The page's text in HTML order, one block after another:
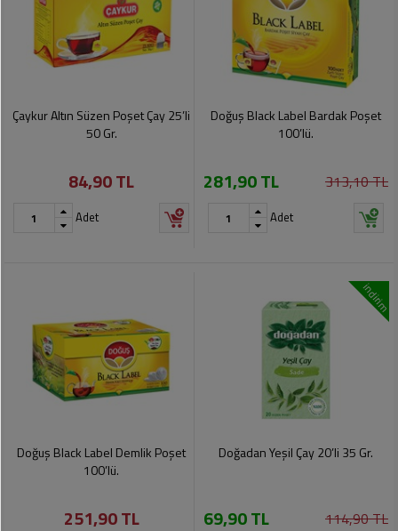
Çaykur Altın Süzen Poşet Çay 25’li
50 Gr.
84,90 TL
Adet
Doğuş Black Label Bardak Poşet
100’lü.
281,90 TL 313,10 TL
Adet
Doğuş Black Label Demlik Poşet
100’lü.
251,90 TL
indirim
Doğadan Yeşil Çay 20’li 35 Gr.
69,90 TL 114,90 TL